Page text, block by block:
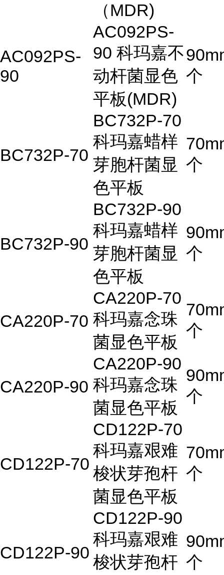
（MDR)
AC092PS-
90
AC092PS-
90 科玛嘉不
动杆菌显色
平板(MDR)
个
BC732P-70
BC732P-70
科玛嘉蜡样
芽胞杆菌显
色平板
个
BC732P-90
BC732P-90
科玛嘉蜡样
芽胞杆菌显
色平板
个
CA220P-70
CA220P-70
科玛嘉念珠
菌显色平板
个
CA220P-90
CA220P-90
科玛嘉念珠
菌显色平板
个
CD122P-70
CD122P-70
科玛嘉艰难
梭状芽孢杆
菌显色平板
个
CD122P-90
CD122P-90
科玛嘉艰难
梭状芽孢杆 个